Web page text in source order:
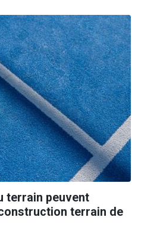
terrain peuvent
terrain de